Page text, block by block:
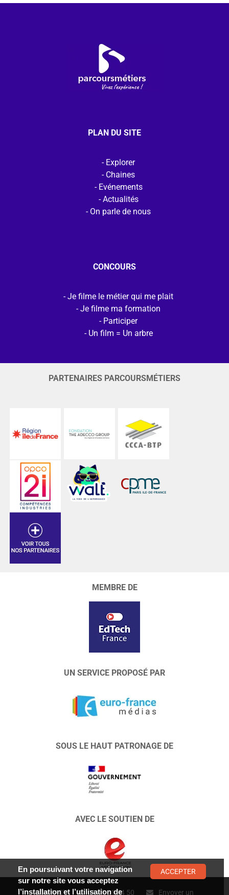
PLAN DU SITE
Explorer
Chaines
Evénements
Actualités
On parle de nous
CONCOURS
Je filme le métier qui me plait
Je filme ma formation
Participer
Un film = Un arbre
PARTENAIRES PARCOURSMÉTIERS
MEMBRE DE
UN SERVICE PROPOSÉ PAR
SOUS LE HAUT PATRONAGE DE
AVEC LE SOUTIEN DE
CONTACT : 01 47 01 34 50 Envoyer un
En poursuivant votre navigation
sur notre site vous acceptez
l’installation et l’utilisation de
ACCEPTER